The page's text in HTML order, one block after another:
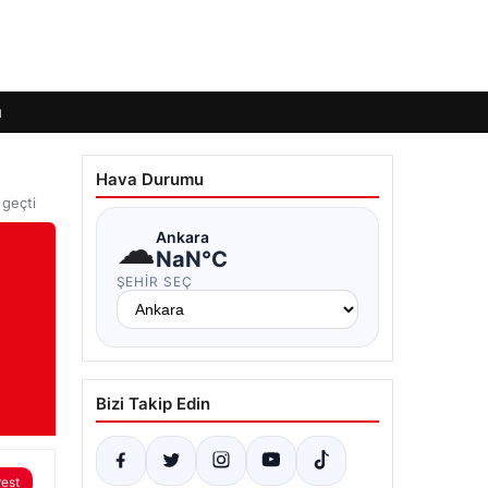
geçti
Hava Durumu
☁Ankara
NaN°C
ŞEHIR SEÇ
Bizi Takip Edin